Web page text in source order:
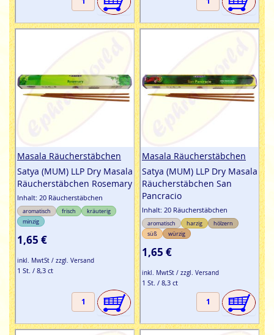
Masala Räucherstäbchen
Satya (MUM) LLP Dry Masala
Räucherstäbchen Rosemary
Inhalt: 20 Räucherstäbchen
aromatisch frisch
kräuterig
minzig
1,65 €
inkl. MwtSt / zzgl. Versand
1 St. / 8,3 ct
Masala Räucherstäbchen
Satya (MUM) LLP Dry Masala
Räucherstäbchen San
Pancracio
Inhalt: 20 Räucherstäbchen
aromatisch harzig
hölzern
süß
würzig
1,65 €
inkl. MwtSt / zzgl. Versand
1 St. / 8,3 ct